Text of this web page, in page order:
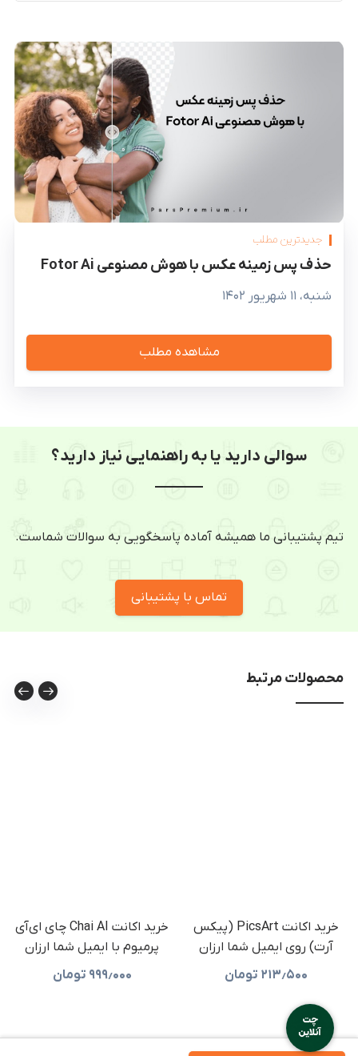
جدیدترین مطلب
حذف پس زمینه عکس با هوش مصنوعی Fotor Ai
شنبه، ۱۱ شهریور ۱۴۰۲
مشاهده مطلب
سوالی دارید یا به راهنمایی نیاز دارید؟
تیم پشتیبانی ما همیشه آماده پاسخگویی به سوالات شماست.
تماس با پشتیبانی
محصولات مرتبط
خرید اکانت PicsArt (پیکس
آرت) روی ایمیل شما ارزان
۲۱۳٫۵۰۰ تومان
خرید اکانت Chai AI چای ای‌آی
پرمیوم با ایمیل شما ارزان
۹۹۹٫۰۰۰ تومان